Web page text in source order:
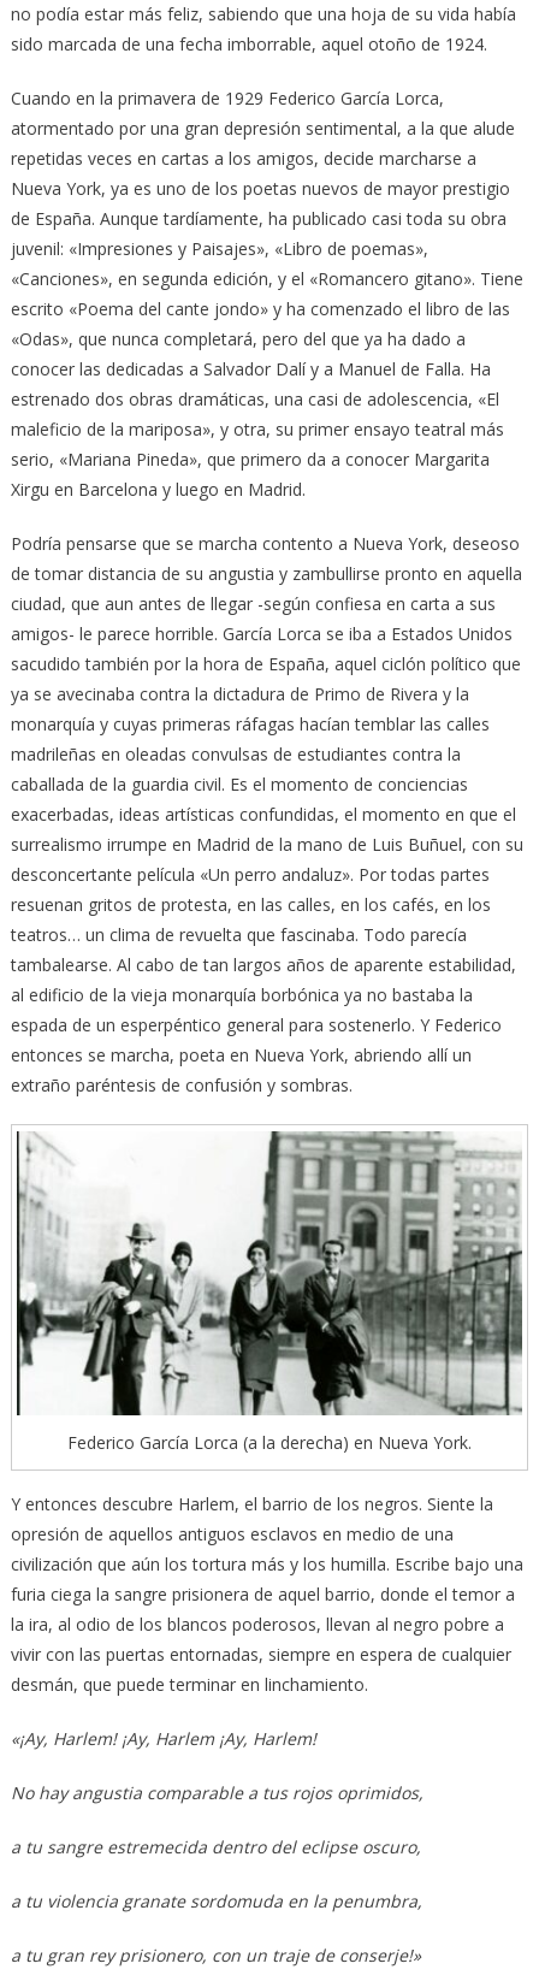
no podía estar más feliz, sabiendo que una hoja de su vida había
sido marcada de una fecha imborrable, aquel otoño de 1924.
Cuando en la primavera de 1929 Federico García Lorca,
atormentado por una gran depresión sentimental, a la que alude
repetidas veces en cartas a los amigos, decide marcharse a
Nueva York, ya es uno de los poetas nuevos de mayor prestigio
de España. Aunque tardíamente, ha publicado casi toda su obra
juvenil: «Impresiones y Paisajes», «Libro de poemas»,
«Canciones», en segunda edición, y el «Romancero gitano». Tiene
escrito «Poema del cante jondo» y ha comenzado el libro de las
«Odas», que nunca completará, pero del que ya ha dado a
conocer las dedicadas a Salvador Dalí y a Manuel de Falla. Ha
estrenado dos obras dramáticas, una casi de adolescencia, «El
maleficio de la mariposa», y otra, su primer ensayo teatral más
serio, «Mariana Pineda», que primero da a conocer Margarita
Xirgu en Barcelona y luego en Madrid.
Podría pensarse que se marcha contento a Nueva York, deseoso
de tomar distancia de su angustia y zambullirse pronto en aquella
ciudad, que aun antes de llegar -según confiesa en carta a sus
amigos- le parece horrible. García Lorca se iba a Estados Unidos
sacudido también por la hora de España, aquel ciclón político que
ya se avecinaba contra la dictadura de Primo de Rivera y la
monarquía y cuyas primeras ráfagas hacían temblar las calles
madrileñas en oleadas convulsas de estudiantes contra la
caballada de la guardia civil. Es el momento de conciencias
exacerbadas, ideas artísticas confundidas, el momento en que el
surrealismo irrumpe en Madrid de la mano de Luis Buñuel, con su
desconcertante película «Un perro andaluz». Por todas partes
resuenan gritos de protesta, en las calles, en los cafés, en los
teatros… un clima de revuelta que fascinaba. Todo parecía
tambalearse. Al cabo de tan largos años de aparente estabilidad,
al edificio de la vieja monarquía borbónica ya no bastaba la
espada de un esperpéntico general para sostenerlo. Y Federico
entonces se marcha, poeta en Nueva York, abriendo allí un
extraño paréntesis de confusión y sombras.
Federico García Lorca (a la derecha) en Nueva York.
Y entonces descubre Harlem, el barrio de los negros. Siente la
opresión de aquellos antiguos esclavos en medio de una
civilización que aún los tortura más y los humilla. Escribe bajo una
furia ciega la sangre prisionera de aquel barrio, donde el temor a
la ira, al odio de los blancos poderosos, llevan al negro pobre a
vivir con las puertas entornadas, siempre en espera de cualquier
desmán, que puede terminar en linchamiento.
«¡Ay, Harlem! ¡Ay, Harlem ¡Ay, Harlem!
No hay angustia comparable a tus rojos oprimidos,
a tu sangre estremecida dentro del eclipse oscuro,
a tu violencia granate sordomuda en la penumbra,
a tu gran rey prisionero, con un traje de conserje!»